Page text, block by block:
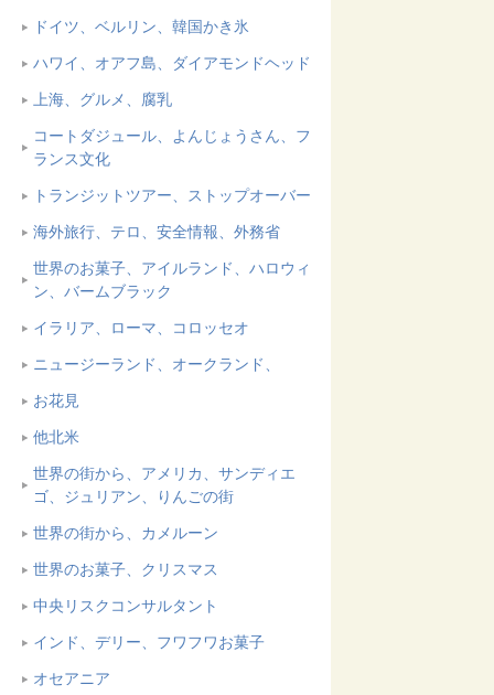
ドイツ、ベルリン、韓国かき氷
ハワイ、オアフ島、ダイアモンドヘッド
上海、グルメ、腐乳
コートダジュール、よんじょうさん、フ
ランス文化
トランジットツアー、ストップオーバー
海外旅行、テロ、安全情報、外務省
世界のお菓子、アイルランド、ハロウィ
ン、バームブラック
イラリア、ローマ、コロッセオ
ニュージーランド、オークランド、
お花見
他北米
世界の街から、アメリカ、サンディエ
ゴ、ジュリアン、りんごの街
世界の街から、カメルーン
世界のお菓子、クリスマス
中央リスクコンサルタント
インド、デリー、フワフワお菓子
オセアニア